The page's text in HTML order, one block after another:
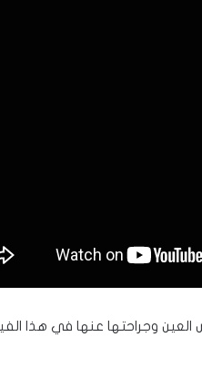
العين وجراحتها عنها في هذا